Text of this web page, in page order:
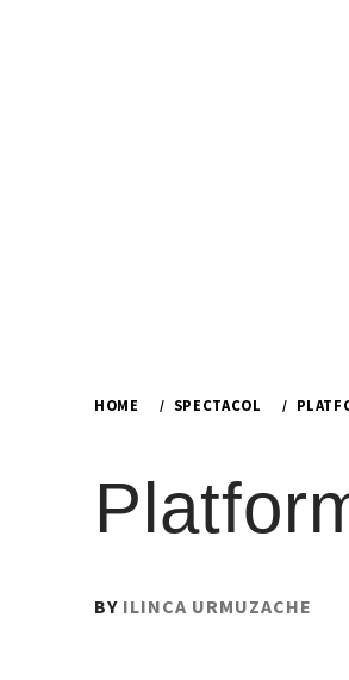
HOME SPECTACOL
PUBLISHED
BY ILINCA URMUZACHE